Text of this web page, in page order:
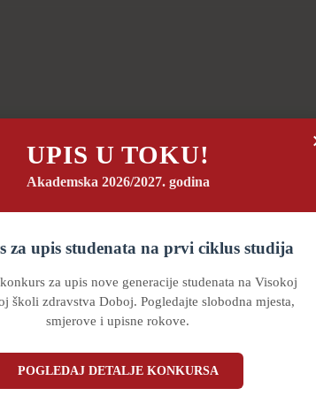
UPIS U TOKU!
Akademska 2026/2027. godina
za upis studenata na prvi ciklus studija
za upis nove generacije studenata na Visokoj
školi zdravstva Doboj. Pogledajte slobodna mjesta,
smjerove i upisne rokove.
POGLEDAJ DETALJE KONKURSA